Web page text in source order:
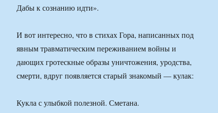
Дабы к сознанию идти».
И вот интересно, что в стихах Гора, написанных под
явным травматическим переживанием войны и
дающих гротескные образы уничтожения, уродства,
смерти, вдруг появляется старый знакомый — кулак:
Кукла с улыбкой полезной. Сметана.